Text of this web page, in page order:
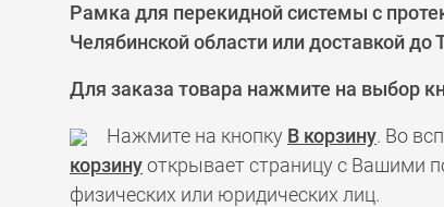
Рамка для перекидной системы с
Челябинской области или доставкой
Для заказа товара нажмите на выбор
Нажмите на кнопку В корзину. Во
корзинуоткрывает страницу с Вашими
физических или юридических лиц.